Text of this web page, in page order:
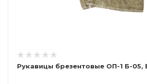
Рукавицы брезентовые ОП-1 Б-05,